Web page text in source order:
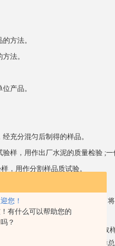
您！
有什么可以帮助您的
吗？
方法。
法。
产品。
充分混匀后制得的样品。
样， 用作出厂水泥的质量检验 ;
，用作分割样品质试验。
随机选择20个以上不同的部分，
易污染的容器中。
用槽形管式取样器，通过转动取
燥、不易受污染的容器中。取样总